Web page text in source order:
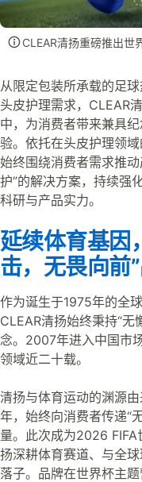
CLEAR清扬重磅推出世
从限定包装所承载的足
头皮护理需求，CLEAR
中，为消费者带来兼具
验。依托在头皮护理领
始终围绕消费者需求推
护”的解决方案，持续强
科研与产品实力。
延续体育基因
击，无畏向前
作为诞生于1975年的全
CLEAR清扬始终秉持“无
念。2007年进入中国市
领域近二十载。
清扬与体育运动的渊源
年，始终向消费者传递“
量。此次成为2026
扬深耕体育赛道、与全
落子。品牌在世界杯主